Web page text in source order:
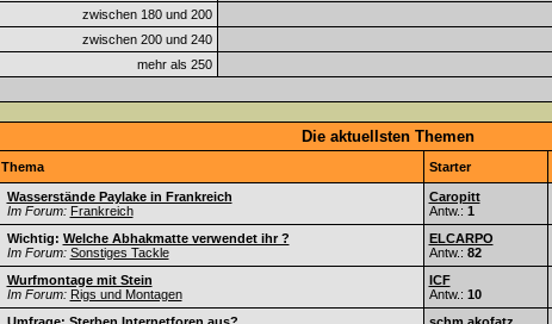
zwischen 180 und 200
zwischen 200 und 240
mehr als 250
Die aktuellsten Themen
Thema Starter
Wasserstände Paylake in Frankreich
Im Forum: Frankreich
Caropitt
Antw.: 1
Wichtig: Welche Abhakmatte verwendet ihr ?
Im Forum: Sonstiges Tackle
ELCARPO
Antw.: 82
Wurfmontage mit Stein
Im Forum: Rigs und Montagen
ICF
Antw.: 10